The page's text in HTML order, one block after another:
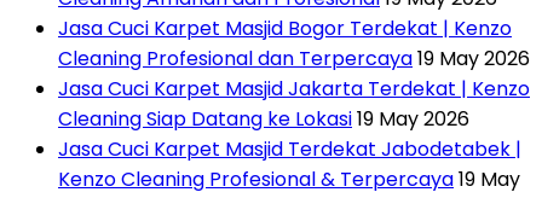
Jasa Cuci Karpet Masjid Bogor Terdekat | Kenzo
Cleaning Profesional dan Terpercaya19 May 2026
Jasa Cuci Karpet Masjid Jakarta Terdekat | Kenzo
Cleaning Siap Datang ke Lokasi19 May 2026
Jasa Cuci Karpet Masjid Terdekat Jabodetabek |
Kenzo Cleaning Profesional & Terpercaya19 May